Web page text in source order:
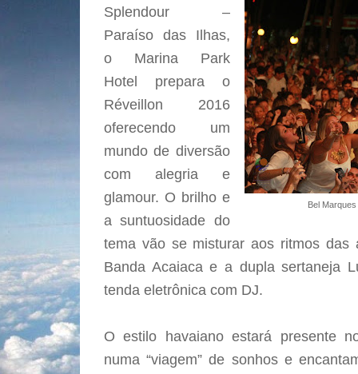
Bel
Splendour –
Paraíso das Ilhas,
o Marina Park
Hotel prepara o
Réveillon 2016
oferecendo um
mundo de diversão
com alegria e
glamour. O brilho e
a suntuosidade do
tema vão se misturar aos ritmos das
Banda Acaiaca e a dupla sertaneja
tenda eletrônica com DJ.
O estilo havaiano estará presente
numa “viagem” de sonhos e